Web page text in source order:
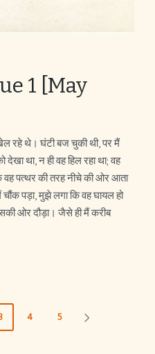
1 [May
रहे थे। घंटी बज चुकी थी, पर मैं
था, न ही वह हिल रहा था; वह
पत्थर की तरह नीचे की ओर आता
पड़ा, मुझे लगा कि वह घायल हो
ओर दौड़ा। जैसे ही मैं करीब
4 5